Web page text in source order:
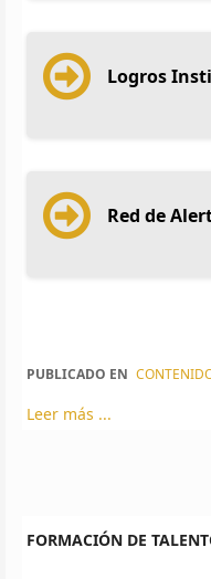
Logros
Red de
PUBLICADO EN
Leer más ...
FORMACIÓN DE